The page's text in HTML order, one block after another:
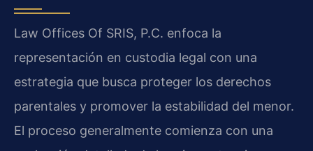
Law Offices Of SRIS, P.C. enfoca la
representación en custodia legal con una
estrategia que busca proteger los derechos
parentales y promover la estabilidad del menor.
El proceso generalmente comienza con una